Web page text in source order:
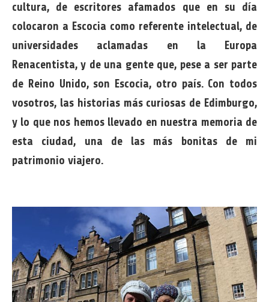
cultura, de escritores afamados que en su día
colocaron a Escocia como referente intelectual, de
universidades aclamadas en la Europa
Renacentista, y de una gente que, pese a ser parte
de Reino Unido, son Escocia, otro país. Con todos
vosotros, las historias más curiosas de Edimburgo,
y lo que nos hemos llevado en nuestra memoria de
esta ciudad, una de las más bonitas de mi
patrimonio viajero.